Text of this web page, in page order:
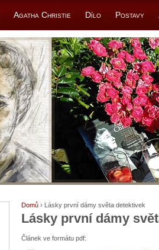
Agatha Christie Dílo Postavy
Domů › Lásky první dámy světa detektivek
Lásky první dámy
Článek ve formátu pdf: